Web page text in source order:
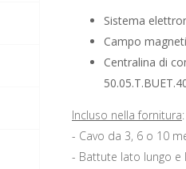
Sistema
Campo
Centralina di
Incluso nella fornitura:
- Cavo da 3, 6 o 10
- Battute lato lungo e